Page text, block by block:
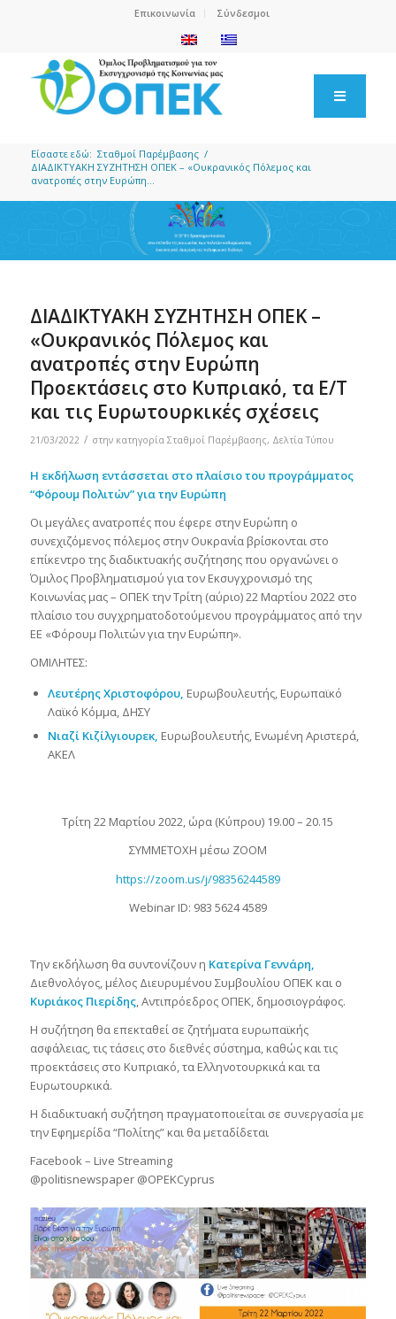
Επικοινωνία Σύνδεσμοι
Είσαστε εδώ: Σταθμοί Παρέμβασης /
ΔΙΑΔΙΚΤΥΑΚΗ ΣΥΖΗΤΗΣΗ ΟΠΕΚ – «Ουκρανικός Πόλεμος και
ανατροπές στην Ευρώπη...
ΔΙΑΔΙΚΤΥΑΚΗ ΣΥΖΗΤΗΣΗ ΟΠΕΚ –
«Ουκρανικός Πόλεμος και
ανατροπές στην Ευρώπη
Προεκτάσεις στο Κυπριακό, τα Ε/Τ
και τις Ευρωτουρκικές σχέσεις
21/03/2022 / στην κατηγορία Σταθμοί Παρέμβασης, Δελτία Τύπου
Η εκδήλωση εντάσσεται στο πλαίσιο του προγράμματος
“Φόρουμ Πολιτών” για την Ευρώπη
Οι μεγάλες ανατροπές που έφερε στην Ευρώπη ο
συνεχιζόμενος πόλεμος στην Ουκρανία βρίσκονται στο
επίκεντρο της διαδικτυακής συζήτησης που οργανώνει ο
Όμιλος Προβληματισμού για τον Εκσυγχρονισμό της
Κοινωνίας μας – ΟΠΕΚ την Τρίτη (αύριο) 22 Μαρτίου 2022 στο
πλαίσιο του συγχρηματοδοτούμενου προγράμματος από την
ΕΕ «Φόρουμ Πολιτών για την Ευρώπη».
ΟΜΙΛΗΤΕΣ:
Λευτέρης Χριστοφόρου, Ευρωβουλευτής, Ευρωπαϊκό
Λαϊκό Κόμμα, ΔΗΣΥ
Νιαζί Κιζίλγιουρεκ, Ευρωβουλευτής, Ενωμένη Αριστερά,
ΑΚΕΛ
Τρίτη 22 Μαρτίου 2022, ώρα (Κύπρου) 19.00 – 20.15
ΣΥΜΜΕΤΟΧΗ μέσω ZOOM
https://zoom.us/j/98356244589
Webinar ID: 983 5624 4589
Την εκδήλωση θα συντονίζουν η Κατερίνα Γεννάρη,
Διεθνολόγος, μέλος Διευρυμένου Συμβουλίου ΟΠΕΚ και ο
Κυριάκος Πιερίδης, Αντιπρόεδρος ΟΠΕΚ, δημοσιογράφος.
Η συζήτηση θα επεκταθεί σε ζητήματα ευρωπαϊκής
ασφάλειας, τις τάσεις στο διεθνές σύστημα, καθώς και τις
προεκτάσεις στο Κυπριακό, τα Ελληνοτουρκικά και τα
Ευρωτουρκικά.
Η διαδικτυακή συζήτηση πραγματοποιείται σε συνεργασία με
την Εφημερίδα “Πολίτης” και θα μεταδίδεται
Facebook – Live Streaming
@politisnewspaper @OPEKCyprus